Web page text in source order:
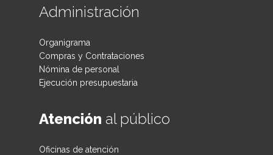
Administración
Organigrama
Compras y Contrataciones
Nómina de personal
Ejecución presupuestaria
Atención al público
Oficinas de atención